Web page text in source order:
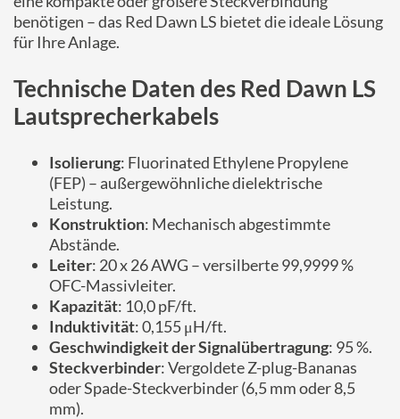
benötigen – das Red Dawn LS bietet die ideale Lösung
für Ihre Anlage.
Technische Daten des Red Dawn LS
Lautsprecherkabels
Isolierung: Fluorinated Ethylene Propylene
(FEP) – außergewöhnliche dielektrische
Leistung.
Konstruktion: Mechanisch abgestimmte
Abstände.
Leiter: 20 x 26 AWG – versilberte 99,9999 %
OFC-Massivleiter.
Kapazität: 10,0 pF/ft.
Induktivität: 0,155 μH/ft.
Geschwindigkeit der Signalübertragung: 95 %.
Steckverbinder: Vergoldete Z-plug-Bananas
oder Spade-Steckverbinder (6,5 mm oder 8,5
mm).